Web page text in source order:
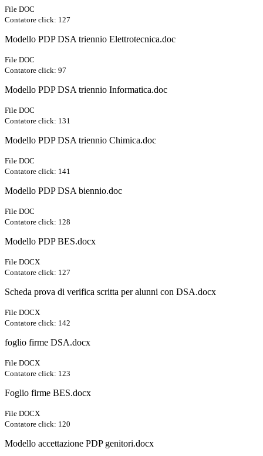
File DOC
Contatore click: 127
Modello PDP DSA triennio Elettrotecnica.doc
File DOC
Contatore click: 97
Modello PDP DSA triennio Informatica.doc
File DOC
Contatore click: 131
Modello PDP DSA triennio Chimica.doc
File DOC
Contatore click: 141
Modello PDP DSA biennio.doc
File DOC
Contatore click: 128
Modello PDP BES.docx
File DOCX
Contatore click: 127
Scheda prova di verifica scritta per alunni con DSA.docx
File DOCX
Contatore click: 142
foglio firme DSA.docx
File DOCX
Contatore click: 123
Foglio firme BES.docx
File DOCX
Contatore click: 120
Modello accettazione PDP genitori.docx